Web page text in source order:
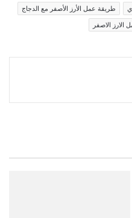
طريقة عمل الأرز الأصفر مع الدجاج
الارز الاصفر